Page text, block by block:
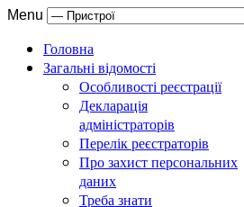
Menu
Головна
Загальні відомості
Особливості реєстрації
Декларація
адміністраторів
Перелік реєстраторів
Про захист персональних
даних
Треба знати